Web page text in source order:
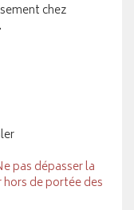
chez
pas dépasser la
de portée des